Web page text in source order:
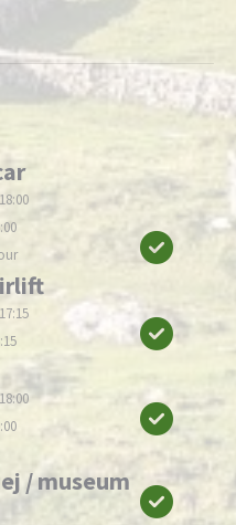
/ museum